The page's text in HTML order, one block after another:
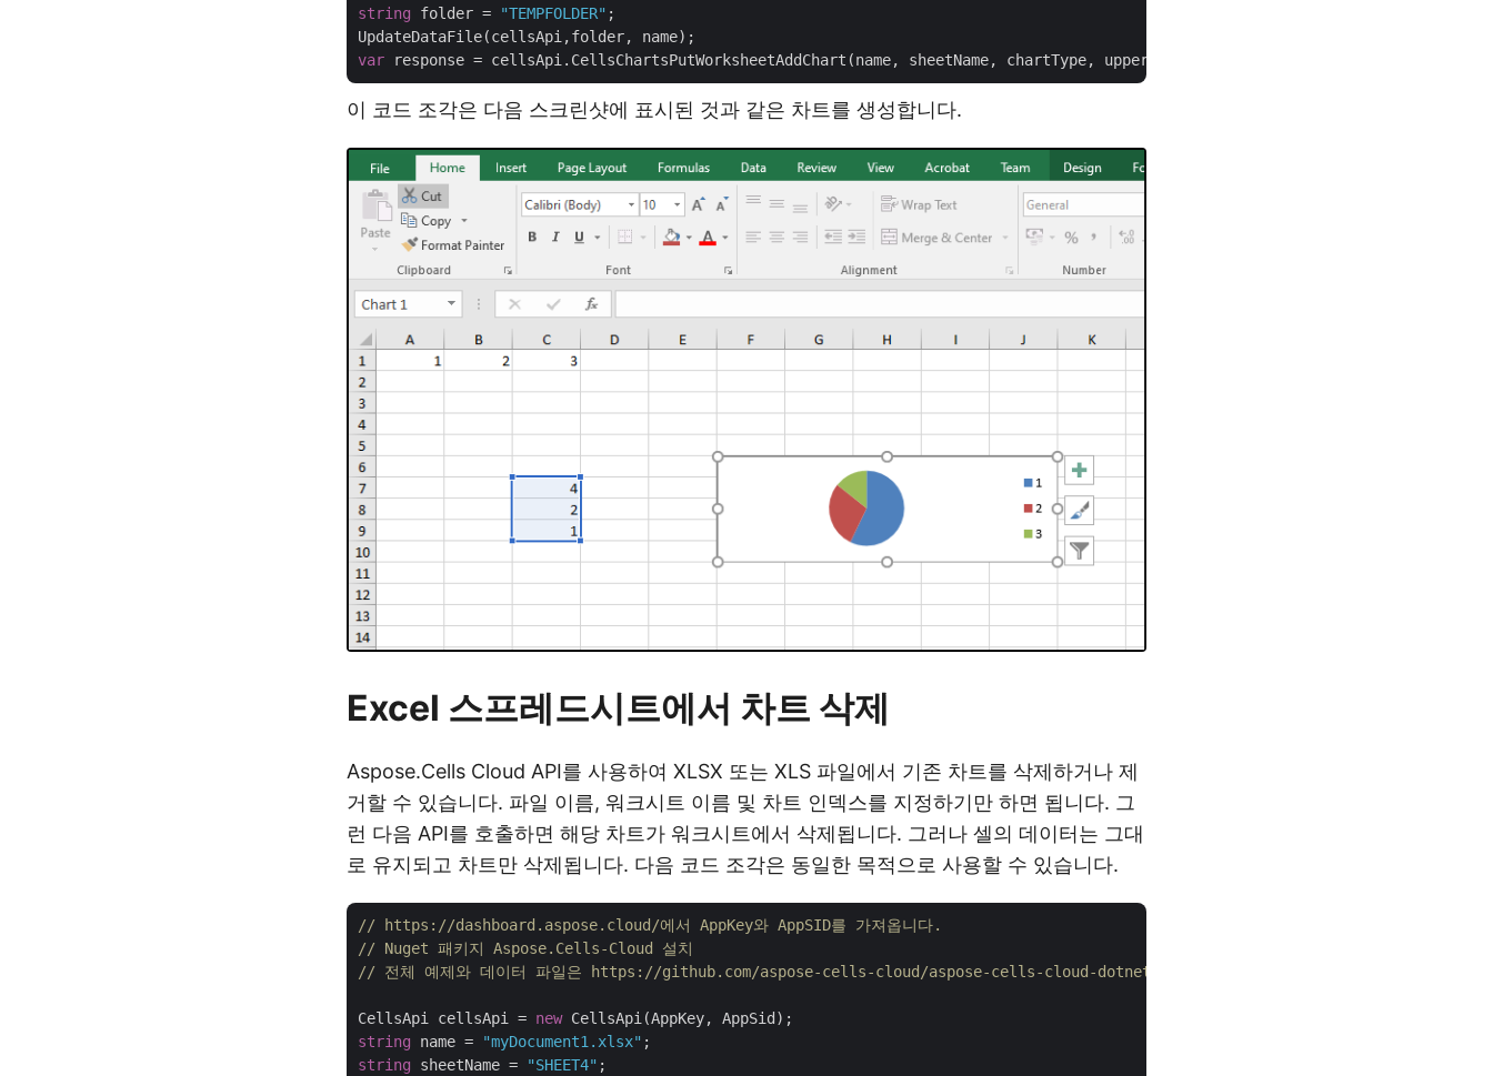
string folder = "TEMPFOLDER" ;
var
이 코드 조각은 다음 스크린샷에 표시된 것과 같은 차트를 생성합니다.
Excel 스프레드시트에서 차트 삭제
Aspose.Cells Cloud API를 사용하여 XLSX 또는 XLS 파일에서 기존 차트를 삭제하거나 제
거할 수 있습니다. 파일 이름, 워크시트 이름 및 차트 인덱스를 지정하기만 하면 됩니다. 그
런 다음 API를 호출하면 해당 차트가 워크시트에서 삭제됩니다. 그러나 셀의 데이터는 그대
로 유지되고 차트만 삭제됩니다. 다음 코드 조각은 동일한 목적으로 사용할 수 있습니다.
// https://dashboard.aspose.cloud/에서 AppKey와 AppSID를 가져옵니다.
// Nuget 패키지 Aspose.Cells-Cloud 설치
// 전체 예제와 데이터 파일은 https://github.com/aspose-cells-cloud/aspose-cells-cloud-dotnet에서 확인하세요.
CellsApi cellsApi = new
string name = "myDocument1.xlsx"
string sheetName = "SHEET4"